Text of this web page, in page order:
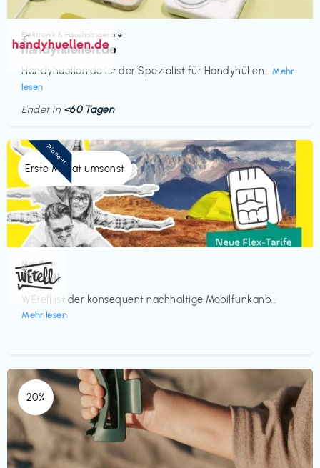
Elektronik & Haushaltsgeräte
handyhuellen.de
Handyhuellen.de ist der Spezialist für Handyhüllen... Mehr
lesen
€‎
Endet in <60 Tagen
Erste Monat umsonst
Mobilfunk
WEtell
WEtell ist der konsequent nachhaltige Mobilfunkanb...
Mehr lesen
€‎
Pioneer
20%